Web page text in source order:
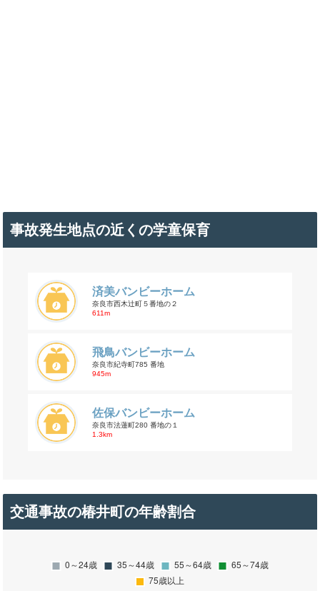
事故発生地点の近くの学童保育
済美バンビーホーム
奈良市西木辻町５番地の２
611m
飛鳥バンビーホーム
奈良市紀寺町785 番地
945m
佐保バンビーホーム
奈良市法蓮町280 番地の１
1.3km
交通事故の椿井町の年齢割合